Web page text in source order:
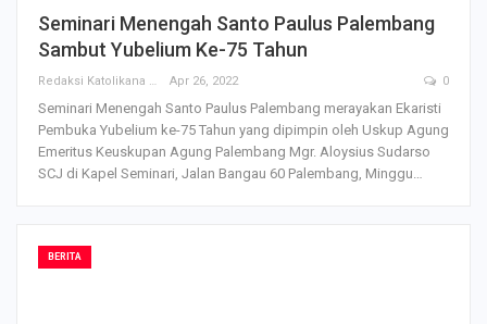
Seminari Menengah Santo Paulus Palembang
Sambut Yubelium Ke-75 Tahun
Redaksi Katolikana Apr 26, 2022 0
Seminari Menengah Santo Paulus Palembang merayakan Ekaristi
Pembuka Yubelium ke-75 Tahun yang dipimpin oleh Uskup Agung
Emeritus Keuskupan Agung Palembang Mgr. Aloysius Sudarso
SCJ di Kapel Seminari, Jalan Bangau 60 Palembang, Minggu…
BERITA